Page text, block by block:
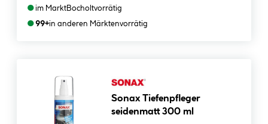
●im MarktBocholtvorrätig
●99+in anderen Märktenvorrätig
Sonax Tiefenpfleger
seidenmatt 300 ml